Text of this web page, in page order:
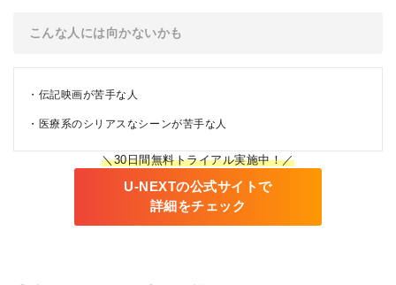
こんな人には向かないかも
伝記映画が苦手な人
医療系のシリアスなシーンが苦手な人
＼30日間無料トライアル実施中！／
U-NEXTの公式サイトで
詳細をチェック